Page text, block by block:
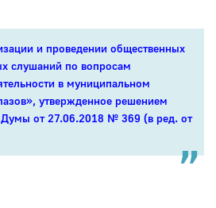
и проведении общественных
слушаний по вопросам
в муниципальном
утвержденное решением
Думы от 27.06.2018 № 369 (в ред. от